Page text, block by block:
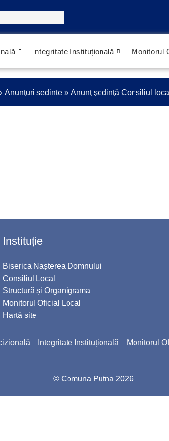
Integritate Instituțională Monitorul
Anunțuri sedinte Anunț ședință Consiliul
Instituție
Biserica Nașterea Domnului
Consiliul Local
Structură și Organigrama
Monitorul Oficial Local
Hartă site
Integritate Instituțională Monitorul
© Comuna Putna 2026